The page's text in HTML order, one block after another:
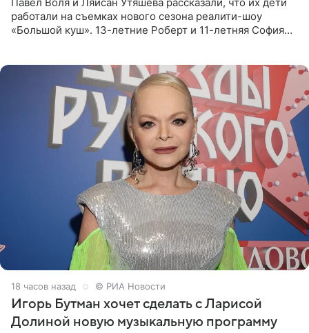
работали на съемках нового сезона реалити-шоу
«Большой куш». 13-летние Роберт и 11-летняя София
18 часов назад © РИА Новости
Игорь Бутман хочет сделать с Ларисой
Долиной новую музыкальную программу